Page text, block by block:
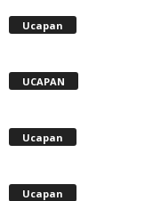
Ucapan
UCAPAN
Ucapan
Ucapan